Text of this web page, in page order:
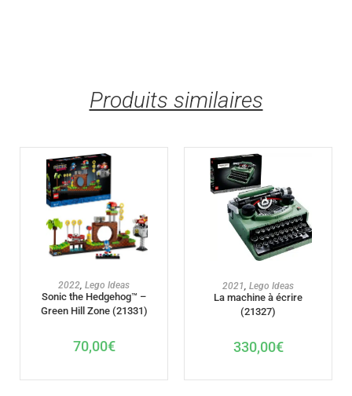
Produits similaires
AJOUTER AU PANIER
2022, Lego Ideas
Sonic the Hedgehog™ –
Green Hill Zone (21331)
70,00€
AJOUTER AU PANIER
2021, Lego Ideas
La machine à écrire
(21327)
330,00€